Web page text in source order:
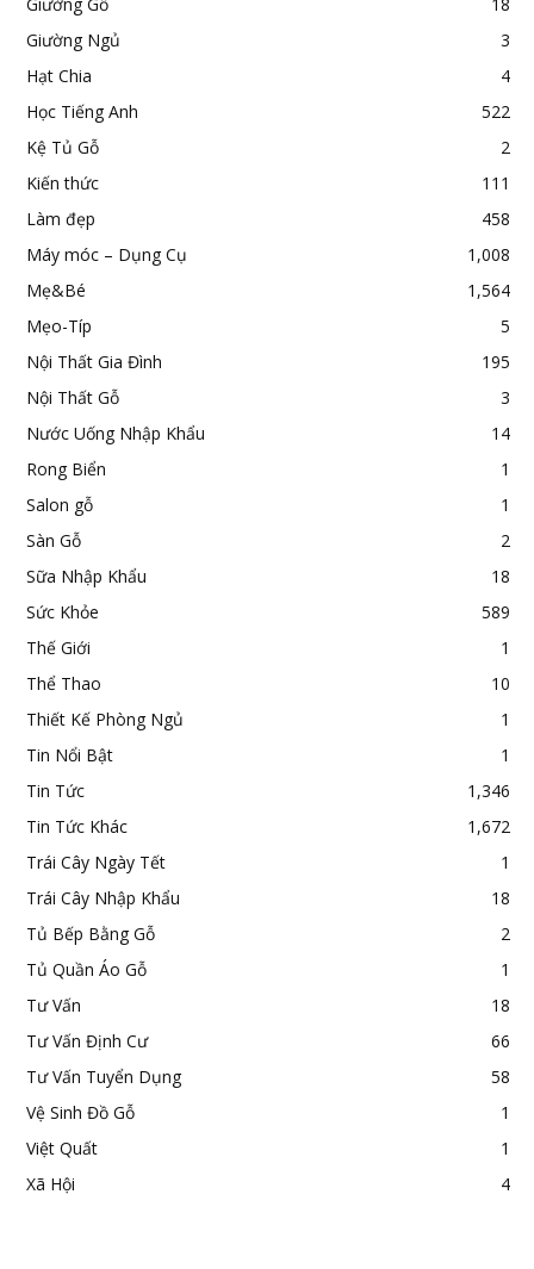
Giường Ngủ
3
Hạt Chia
4
Học Tiếng Anh
522
Kệ Tủ Gỗ
2
Kiến thức
111
Làm đẹp
458
Máy móc – Dụng Cụ
1,008
Mẹ&Bé
1,564
Mẹo-Típ
5
Nội Thất Gia Đình
195
Nội Thất Gỗ
3
Nước Uống Nhập Khẩu
14
Rong Biển
1
Salon gỗ
1
Sàn Gỗ
2
Sữa Nhập Khẩu
18
Sức Khỏe
589
Thế Giới
1
Thể Thao
10
Thiết Kế Phòng Ngủ
1
Tin Nổi Bật
1
Tin Tức
1,346
Tin Tức Khác
1,672
Trái Cây Ngày Tết
1
Trái Cây Nhập Khẩu
18
Tủ Bếp Bằng Gỗ
2
Tủ Quần Áo Gỗ
1
Tư Vấn
18
Tư Vấn Định Cư
66
Tư Vấn Tuyển Dụng
58
Vệ Sinh Đồ Gỗ
1
Việt Quất
1
Xã Hội
4